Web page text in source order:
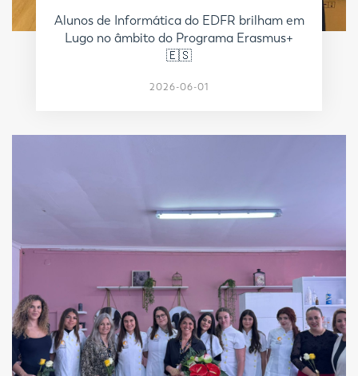
Alunos de Informática do EDFR brilham em
Lugo no âmbito do Programa Erasmus+
🇪🇸
2026-06-01